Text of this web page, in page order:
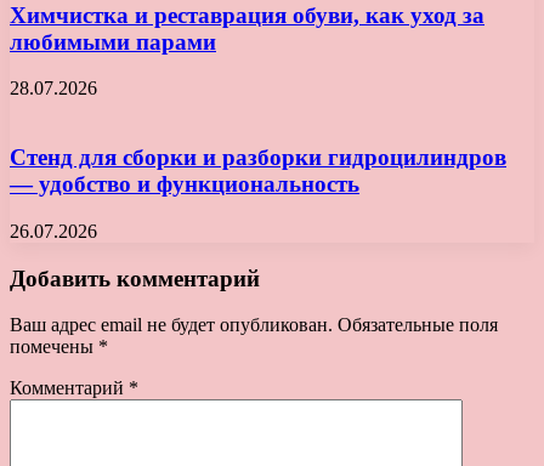
Химчистка и реставрация обуви, как уход за
любимыми парами
28.07.2026
Стенд для сборки и разборки гидроцилиндров
— удобство и функциональность
26.07.2026
Добавить комментарий
Ваш адрес email не будет опубликован. Обязательные поля
помечены *
Комментарий *